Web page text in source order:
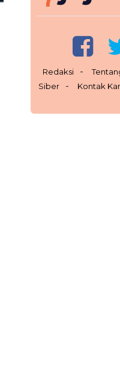
Redaksi
Siber
Kontak